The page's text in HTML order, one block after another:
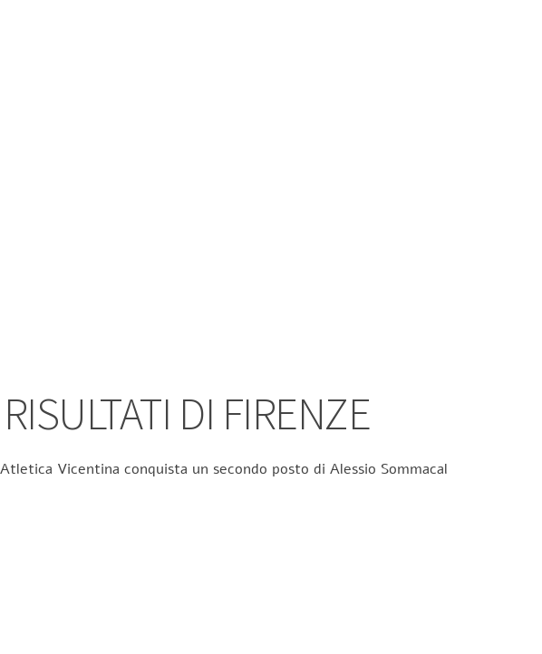
DI FIRENZE
Vicentina conquista un secondo posto di Alessio Sommacal